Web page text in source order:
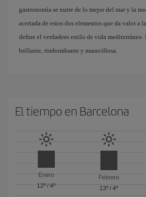
gastronomía se nutre de lo mejor del mar y la
acertada de estos dos elementos que da valor a
define el verdadero estilo de vida mediterráneo.
brillante, rimbombante y maravillosa.
El tiempo en Barcelona
Enero
12º/4º
Febrero
13º / 4º